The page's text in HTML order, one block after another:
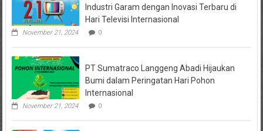
Desak
Penahanan
Industri Garam dengan Inovasi Terbaru di
Hari Televisi Internasional
November 21, 2024 0
PT Sumatraco Langgeng Abadi Hijaukan
Bumi dalam Peringatan Hari Pohon
Internasional
November 21, 2024 0